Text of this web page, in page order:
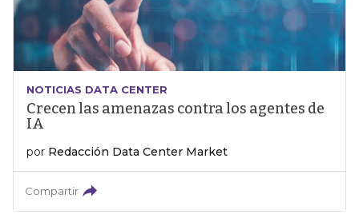
NOTICIAS DATA CENTER
Crecen las amenazas contra los agentes de
IA
por Redacción Data Center Market
Compartir